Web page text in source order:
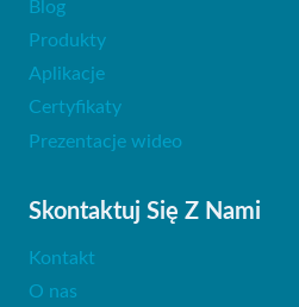
Blog
Produkty
Aplikacje
Certyfikaty
Prezentacje wideo
Skontaktuj Się Z Nami
Kontakt
O nas